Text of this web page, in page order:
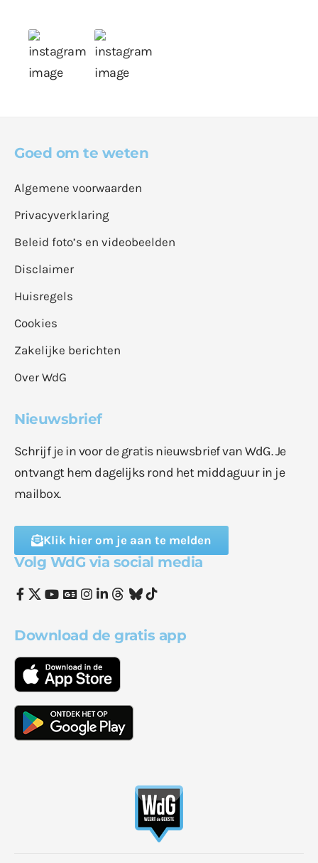
Goed om te weten
Algemene voorwaarden
Privacyverklaring
Beleid foto’s en videobeelden
Disclaimer
Huisregels
Cookies
Zakelijke berichten
Over WdG
Nieuwsbrief
Schrijf je in voor de gratis nieuwsbrief van WdG. Je
ontvangt hem dagelijks rond het middaguur in je
mailbox.
Klik hier om je aan te melden
Volg WdG via social media
Download de gratis app